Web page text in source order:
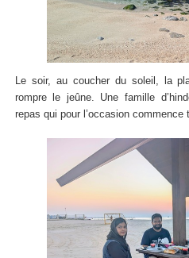
Le soir, au coucher du soleil, la
rompre le jeûne. Une famille
repas qui pour l’occasion